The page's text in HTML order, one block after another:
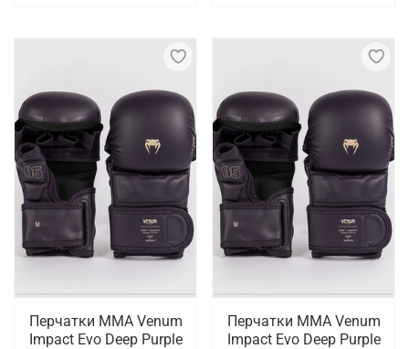
Перчатки ММА Venum
Impact Evo Deep Purple
Перчатки ММА Venum
Impact Evo Deep Purple